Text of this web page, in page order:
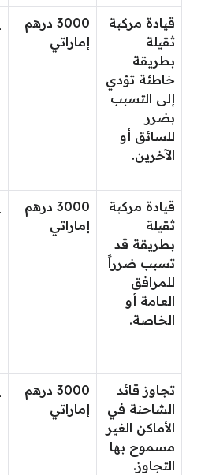
قيادة مركبة
ثقيلة
بطريقة
خاطئة تؤدي
إلى التسبب
بضرر
للسائق أو
الآخرين.
3000 درهم
إماراتي
قيادة مركبة
ثقيلة
بطريقة قد
تسبب ضرراً
للمرافق
العامة أو
الخاصة.
3000 درهم
إماراتي
تجاوز قائد
الشاحنة في
الأماكن الغير
مسموح بها
التجاوز.
3000 درهم
إماراتي